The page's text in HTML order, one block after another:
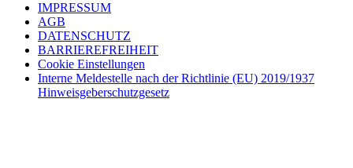
IMPRESSUM
AGB
DATENSCHUTZ
BARRIEREFREIHEIT
Cookie Einstellungen
Interne Meldestelle nach der Richtlinie (EU) 2019/1937
Hinweisgeberschutzgesetz